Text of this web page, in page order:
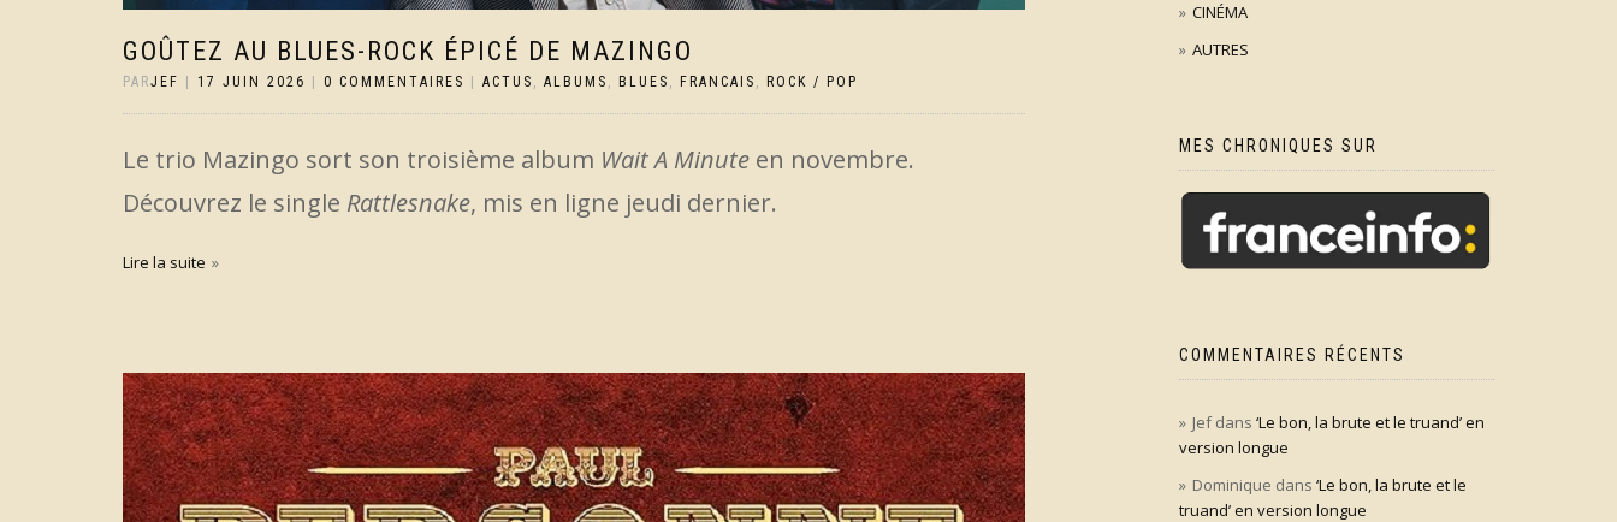
GOÛTEZ AU BLUES-ROCK ÉPICÉ DE MAZINGO
PARJEF 17 JUIN 2026 0 COMMENTAIRES ACTUS , ALBUMS , BLUES , FRANCAIS , ROCK / POP
Le trio Mazingo sort son troisième album Wait A Minute en novembre.
Découvrez le single Rattlesnake, mis en ligne jeudi dernier.
Lire la suite
CINÉMA
AUTRES
MES CHRONIQUES SUR
COMMENTAIRES RÉCENTS
Jefdans ‘Le bon, la brute et le truand’ en
version longue
Dominique dans ‘Le bon, la brute et le
truand’ en version longue